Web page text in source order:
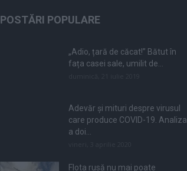
POSTĂRI POPULARE
„Adio, țară de căcat!” Bătut în
fața casei sale, umilit de...
Adevăr și mituri despre virusul
care produce COVID-19. Analiza
a doi...
Flota rusă nu mai poate